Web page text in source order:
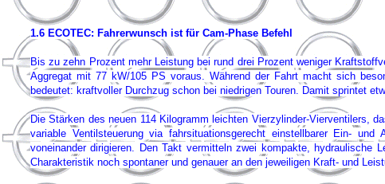
1.6 ECOTEC: Fahrerwunsch ist für Cam-Phase Befehl
Bis zu zehn Prozent mehr Leistung bei rund drei Prozent weniger
Aggregat mit 77 kW/105 PS voraus. Während der Fahrt macht sich
bedeutet: kraftvoller Durchzug schon bei niedrigen Touren. Damit sprintet
Die Stärken des neuen 114 Kilogramm leichten Vierzylinder-Vierventilers,
variable Ventilsteuerung via fahrsituationsgerecht einstellbarer Ein-
voneinander dirigieren. Den Takt vermitteln zwei kompakte, hydraulische
Charakteristik noch spontaner und genauer an den jeweiligen Kraft- und